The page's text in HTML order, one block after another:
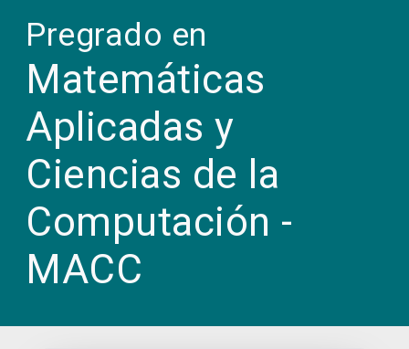
Pregrado en
Matemáticas
Aplicadas y
Ciencias de la
Computación -
MACC​